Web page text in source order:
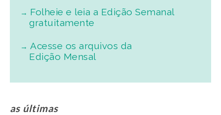
Folheie e leia a Edição Semanal
gratuitamente
Acesse os arquivos da
Edição Mensal
as últimas